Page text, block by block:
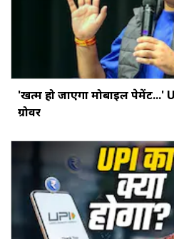
'खत्‍म हो जाएगा मोबाइल पेमेंट...'
ग्रोवर